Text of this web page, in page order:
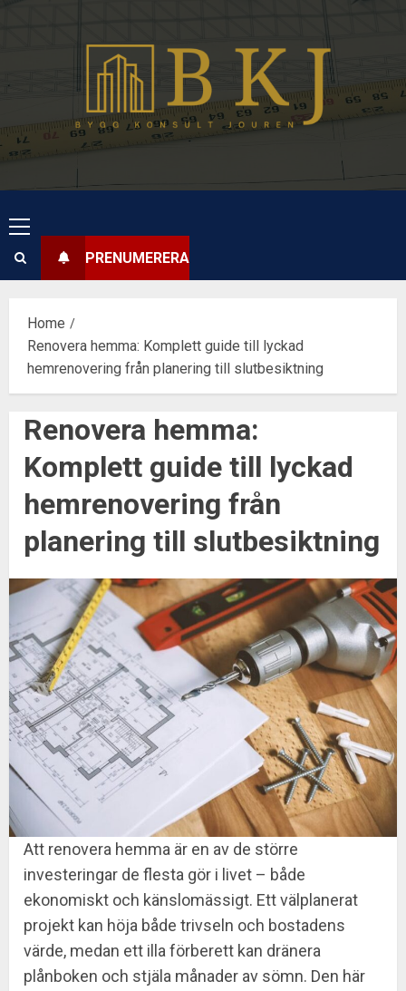
Primary
Menu
PRENUMERERA
Home
Renovera hemma: Komplett guide till lyckad
hemrenovering från planering till slutbesiktning
Renovera hemma:
Komplett guide till lyckad
hemrenovering från
planering till slutbesiktning
Att renovera hemma är en av de större
investeringar de flesta gör i livet – både
ekonomiskt och känslomässigt. Ett välplanerat
projekt kan höja både trivseln och bostadens
värde, medan ett illa förberett kan dränera
plånboken och stjäla månader av sömn. Den här